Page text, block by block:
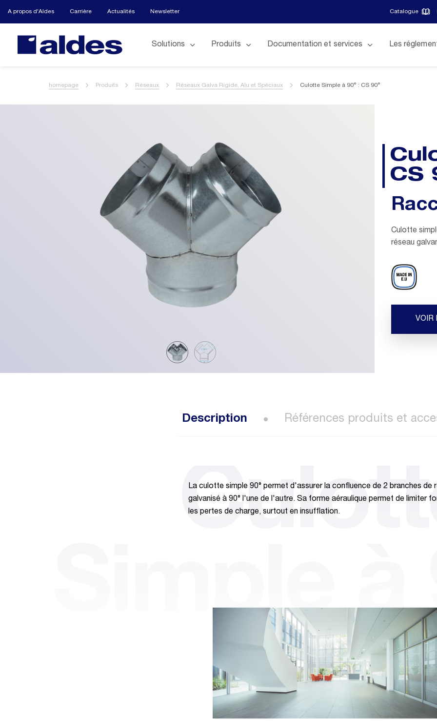
A propos d'Aldes Carrière Actualités Newsletter Catalogue
Solutions Produits Documentation et services Les
homepage Produits Réseaux Réseaux Galva Rigide, Alu et Spéciaux Culotte Simple à 90° : CS 90°
CS
Culotte
réseau
VOIR
Description Références produits et
Simple à
CS
La culotte simple 90° permet d'assurer la confluence de 2 branches de
galvanisé à 90° l'une de l'autre. Sa forme aéraulique permet de limiter
les pertes de charge, surtout en insufflation.